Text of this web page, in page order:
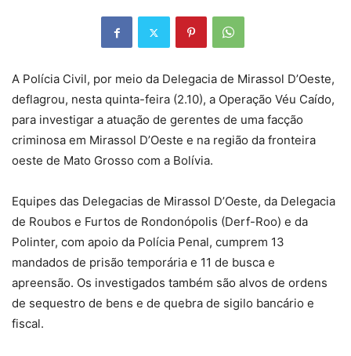
A Polícia Civil, por meio da Delegacia de Mirassol D’Oeste,
deflagrou, nesta quinta-feira (2.10), a Operação Véu Caído,
para investigar a atuação de gerentes de uma facção
criminosa em Mirassol D’Oeste e na região da fronteira
oeste de Mato Grosso com a Bolívia.
Equipes das Delegacias de Mirassol D’Oeste, da Delegacia
de Roubos e Furtos de Rondonópolis (Derf-Roo) e da
Polinter, com apoio da Polícia Penal, cumprem 13
mandados de prisão temporária e 11 de busca e
apreensão. Os investigados também são alvos de ordens
de sequestro de bens e de quebra de sigilo bancário e
fiscal.